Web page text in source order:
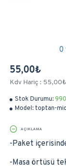
Stok Durumu: 990
Model: toptan-
0
55,00₺
Kdv Hariç : 55,00₺
AÇIKLAMA
-Paket
-Masa örtüsü